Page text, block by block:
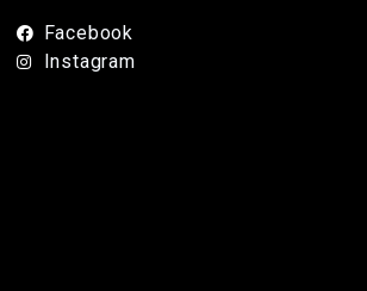
Facebook
Instagram